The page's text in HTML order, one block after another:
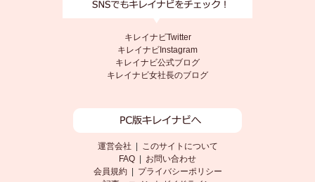
キレイナビTwitter
キレイナビInstagram
キレイナビ公式ブログ
キレイナビ女社長のブログ
運営会社
このサイトについて
FAQ
お問い合わせ
会員規約|
プライバシーポリシー